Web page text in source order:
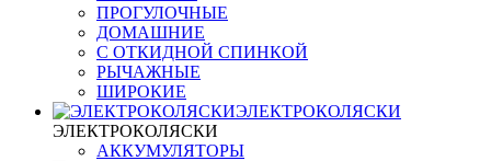
ПРОГУЛОЧНЫЕ
ДОМАШНИЕ
С ОТКИДНОЙ СПИНКОЙ
РЫЧАЖНЫЕ
ШИРОКИЕ
ЭЛЕКТРОКОЛЯСКИ
ЭЛЕКТРОКОЛЯСКИ
АККУМУЛЯТОРЫ